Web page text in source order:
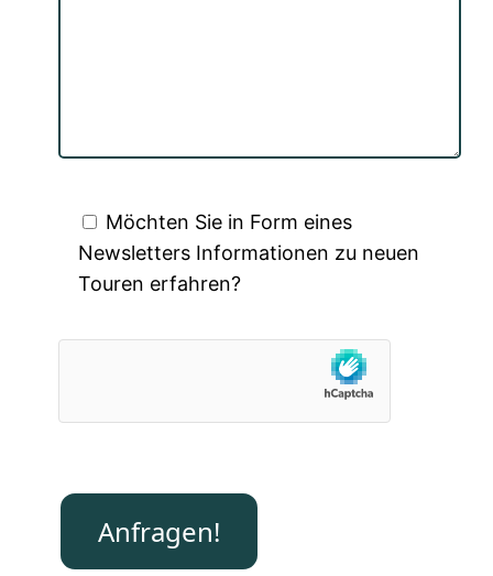
Möchten Sie in Form eines
Newsletters Informationen zu neuen
Touren erfahren?